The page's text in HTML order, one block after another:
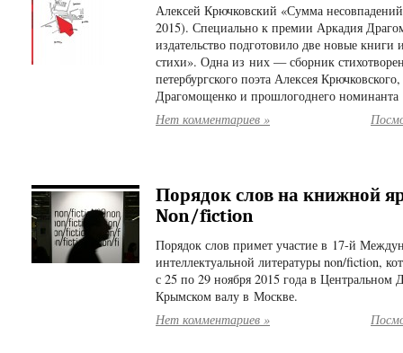
Алексей Крючковский «Сумма
2015). Специально к премии Аркадия
издательство подготовило две новые книги
стихи». Одна из них — сборник
петербургского поэта Алексея
Драгомощенко и прошлогоднего
Нет комментариев »
Порядок слов на книжной
Non/fiction
Порядок слов примет участие в 17-й
интеллектуальной литературы non/fiction,
с 25 по 29 ноября 2015 года в Центральном
Крымском валу в Москве.
Нет комментариев »